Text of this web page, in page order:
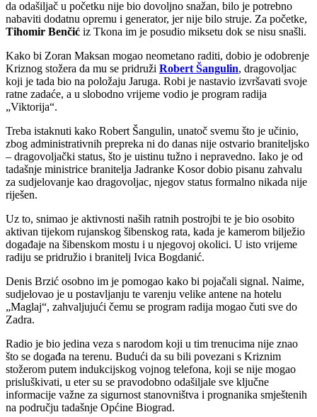
da odašiljač u početku nije bio dovoljno snažan, bilo je potrebno
nabaviti dodatnu opremu i generator, jer nije bilo struje. Za početke,
Tihomir Benčić iz Tkona im je posudio miksetu dok se nisu snašli.
Kako bi Zoran Maksan mogao neometano raditi, dobio je odobrenje
Kriznog stožera da mu se pridruži Robert Šangulin, dragovoljac
koji je tada bio na položaju Jaruga. Robi je nastavio izvršavati svoje
ratne zadaće, a u slobodno vrijeme vodio je program radija
„Viktorija“.
Treba istaknuti kako Robert Šangulin, unatoč svemu što je učinio,
zbog administrativnih prepreka ni do danas nije ostvario braniteljsko
– dragovoljački status, što je uistinu tužno i nepravedno. Iako je od
tadašnje ministrice branitelja Jadranke Kosor dobio pisanu zahvalu
za sudjelovanje kao dragovoljac, njegov status formalno nikada nije
riješen.
Uz to, snimao je aktivnosti naših ratnih postrojbi te je bio osobito
aktivan tijekom rujanskog šibenskog rata, kada je kamerom bilježio
događaje na šibenskom mostu i u njegovoj okolici. U isto vrijeme
radiju se pridružio i branitelj Ivica Bogdanić.
Denis Brzić osobno im je pomogao kako bi pojačali signal. Naime,
sudjelovao je u postavljanju te varenju velike antene na hotelu
„Maglaj“, zahvaljujući čemu se program radija mogao čuti sve do
Zadra.
Radio je bio jedina veza s narodom koji u tim trenucima nije znao
što se događa na terenu. Budući da su bili povezani s Kriznim
stožerom putem indukcijskog vojnog telefona, koji se nije mogao
prisluškivati, u eter su se pravodobno odašiljale sve ključne
informacije važne za sigurnost stanovništva i prognanika smještenih
na području tadašnje Općine Biograd.